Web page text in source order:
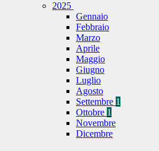
2025
Gennaio
Febbraio
Marzo
Aprile
Maggio
Giugno
Luglio
Agosto
Settembre 1
Ottobre 1
Novembre
Dicembre